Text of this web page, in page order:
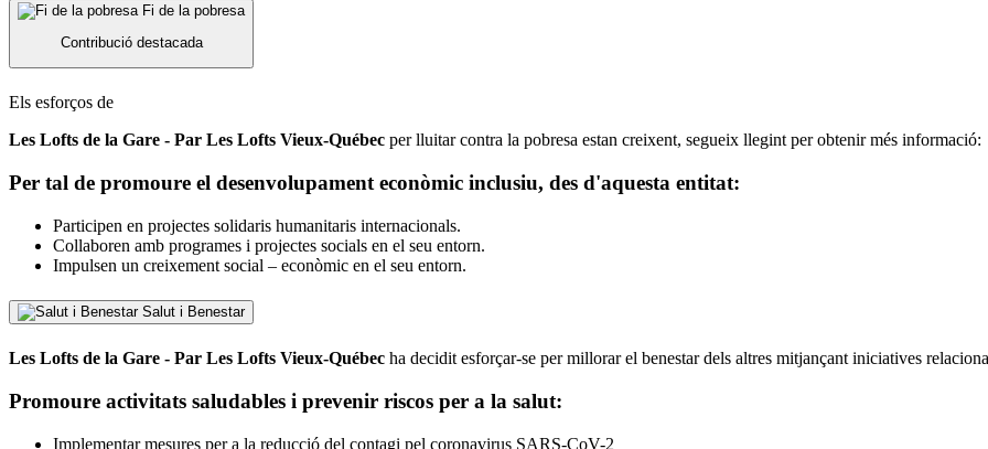
Fi de la pobresa
Contribució destacada
Els esforços de
Les Lofts de la Gare - Par Les Lofts Vieux-Québec per lluitar contra la pobresa estan creixent, segueix llegint per obtenir més informació:
Per tal de promoure el desenvolupament econòmic inclusiu, des d'aquesta entitat:
Participen en projectes solidaris humanitaris internacionals.
Collaboren amb programes i projectes socials en el seu entorn.
Impulsen un creixement social – econòmic en el seu entorn.
Salut i Benestar
Les Lofts de la Gare - Par Les Lofts Vieux-Québec ha decidit esforçar-se per millorar el benestar dels altres mitjançant iniciatives
Promoure activitats saludables i prevenir riscos per a la salut:
Implementar mesures per a la reducció del contagi pel coronavirus SARS-CoV-2